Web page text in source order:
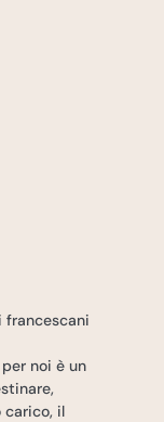
francescani
noi è un
carico, il